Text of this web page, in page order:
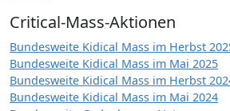
Critical-Mass-Aktionen
Bundesweite Kidical Mass im Herbst
Bundesweite Kidical Mass im Mai 2025
Bundesweite Kidical Mass im Herbst
Bundesweite Kidical Mass im Mai 2024